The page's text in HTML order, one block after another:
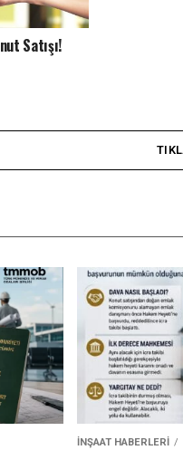
Satışı!
İNŞAAT HABERLERI